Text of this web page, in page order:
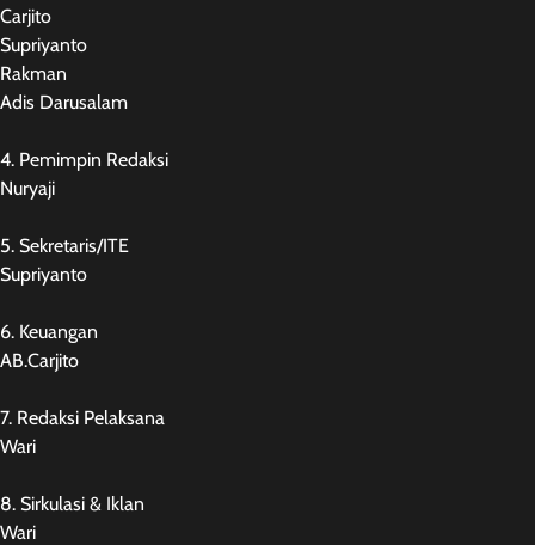
Carjito
Supriyanto
Rakman
Adis Darusalam
4. Pemimpin Redaksi
Nuryaji
5. Sekretaris/ITE
Supriyanto
6. Keuangan
AB.Carjito
7. Redaksi Pelaksana
Wari
8. Sirkulasi & Iklan
Wari